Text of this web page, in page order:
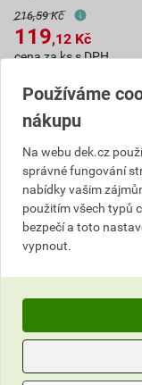
216,59 Kč
119,12 Kč
cena za ks s DPH
Vyberte si prodejnu
Skladem v (53)
Do košíku
119,12 Kč celkem s DPH
Používáme
nákupu
Na webu dek.cz
správné fungování
nabídky vašim
použitím všech typů
bezpečí a toto
vypnout.